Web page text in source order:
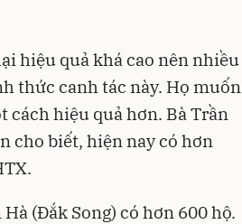
hiệu quả khá cao nên nhiều
thức canh tác này. Họ muốn
cách hiệu quả hơn. Bà Trần
cho biết, hiện nay có hơn
(Đắk Song) có hơn 600 hộ.